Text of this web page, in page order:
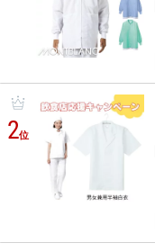
2位